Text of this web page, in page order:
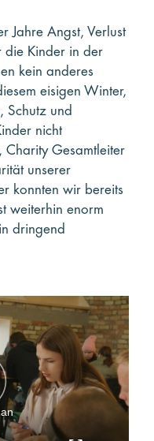
Jahre Angst, Verlust
die Kinder in der
kein anderes
eisigen Winter,
Schutz und
nicht
Charity Gesamtleiter
unserer
konnten wir bereits
weiterhin enorm
dringend